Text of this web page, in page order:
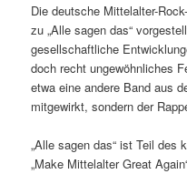
Die deutsche Mittelalter-
zu „Alle sagen das“
gesellschaftliche
doch recht ungewöhnliches
etwa eine andere Band aus
mitgewirkt, sondern der
„Alle sagen das“ ist Teil des
„Make Mittelalter Great